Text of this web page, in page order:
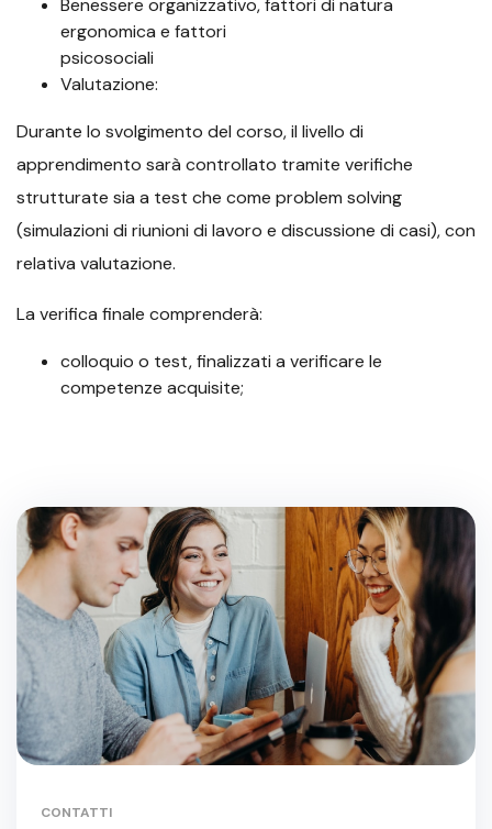
Benessere organizzativo, fattori di natura
ergonomica e fattori
psicosociali
Valutazione:
Durante lo svolgimento del corso, il livello di
apprendimento sarà controllato tramite verifiche
strutturate sia a test che come problem solving
(simulazioni di riunioni di lavoro e discussione di casi), con
relativa valutazione.
La verifica finale comprenderà:
colloquio o test, finalizzati a verificare le
competenze acquisite;
CONTATTI